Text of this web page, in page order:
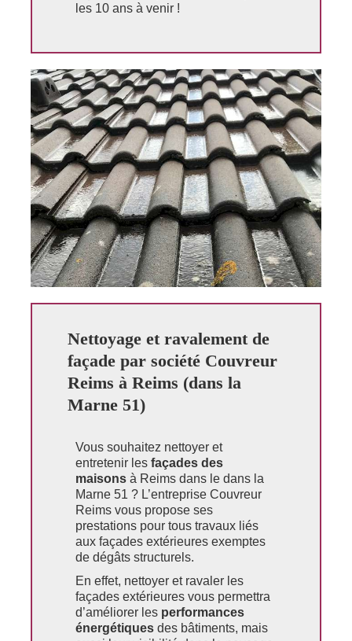
les 10 ans à venir !
Nettoyage et ravalement de
façade par société Couvreur
Reims à Reims (dans la
Marne 51)
Vous souhaitez nettoyer et
entretenir les façades des
maisons à Reims dans le dans la
Marne 51 ? L’entreprise Couvreur
Reims vous propose ses
prestations pour tous travaux liés
aux façades extérieures exemptes
de dégâts structurels.
En effet, nettoyer et ravaler les
façades extérieures vous permettra
d’améliorer les performances
énergétiques des bâtiments, mais